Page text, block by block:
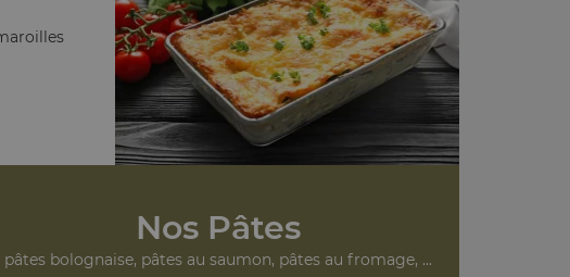
Nos Pâtes
pâtes bolognaise, pâtes au saumon, pâtes au fromage, ...